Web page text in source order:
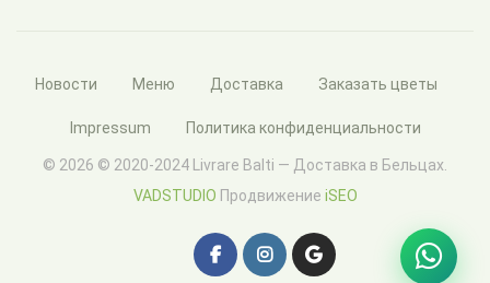
Новости Меню Доставка Заказать цветы
Impressum Политика конфиденциальности
© 2026 © 2020-2024 Livrare Balti — Доставка в Бельцах.
VADSTUDIO Продвижение iSEO